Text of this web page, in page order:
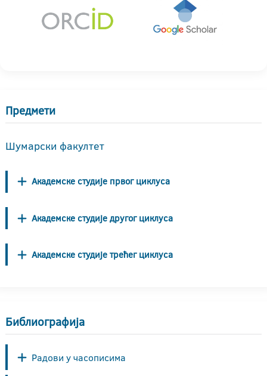
Предмети
Шумарски факултет
Академске студије првог циклуса
Академске студије другог циклуса
Академске студије трећег циклуса
Библиографија
Радови у часописима